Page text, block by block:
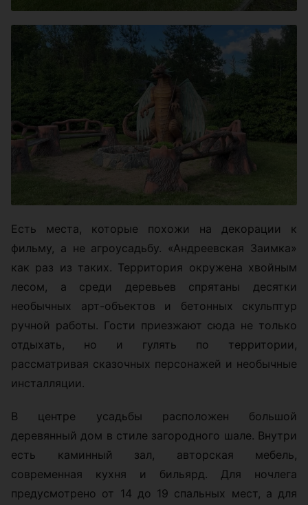
Есть места, которые похожи на декорации к
фильму, а не агроусадьбу. «Андреевская Заимка»
как раз из таких. Территория окружена хвойным
лесом, а среди деревьев спрятаны десятки
необычных арт-объектов и бетонных скульптур
ручной работы. Гости приезжают сюда не только
отдыхать, но и гулять по территории,
рассматривая сказочных персонажей и необычные
инсталляции.
В центре усадьбы расположен большой
деревянный дом в стиле загородного шале. Внутри
есть каминный зал, авторская мебель,
современная кухня и бильярд. Для ночлега
предусмотрено от 14 до 19 спальных мест, а для